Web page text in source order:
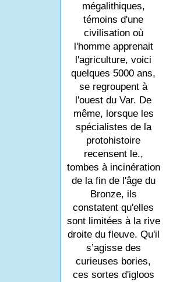
mégalithiques,
témoins d'une
civilisation où
l'homme apprenait
l'agriculture, voici
quelques 5000 ans,
se regroupent à
l'ouest du Var. De
même, lorsque les
spécialistes de la
protohistoire
recensent le.,
tombes à incinération
de la fin de l'âge du
Bronze, ils
constatent qu'elles
sont limitées à la rive
droite du fleuve. Qu'il
s’agisse des
curieuses bories,
ces sortes d'igloos